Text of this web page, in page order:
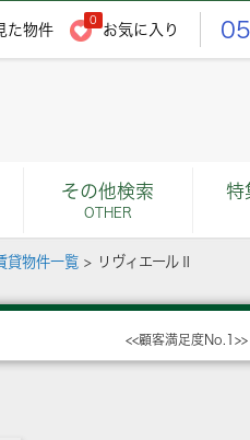
た物件
0
お気に入り
その他検索
OTHER
特
貸物件一覧 > リヴィエールⅡ
<<顧客満足度